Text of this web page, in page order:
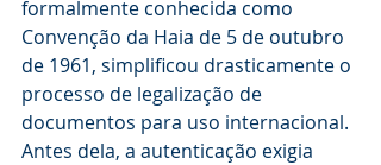
formalmente conhecida como
Convenção da Haia de 5 de outubro
de 1961, simplificou drasticamente o
processo de legalização de
documentos para uso internacional.
Antes dela, a autenticação exigia